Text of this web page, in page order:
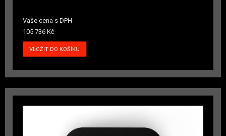
Vaše cena s DPH
105 736 Kč